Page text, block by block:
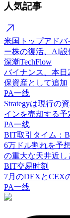
人気記事
米国トップアドバ
ー株の復活、AI
深潮TechFlow
バイナンス、本日
保資産として追加
PA一线
Strategyは現行の
インを売却する予
PA一线
BIT取引タイム：
6万ドル割れを予
の重大な天井近し
BIT交易时刻
7月のDEXとCEX
PA一线